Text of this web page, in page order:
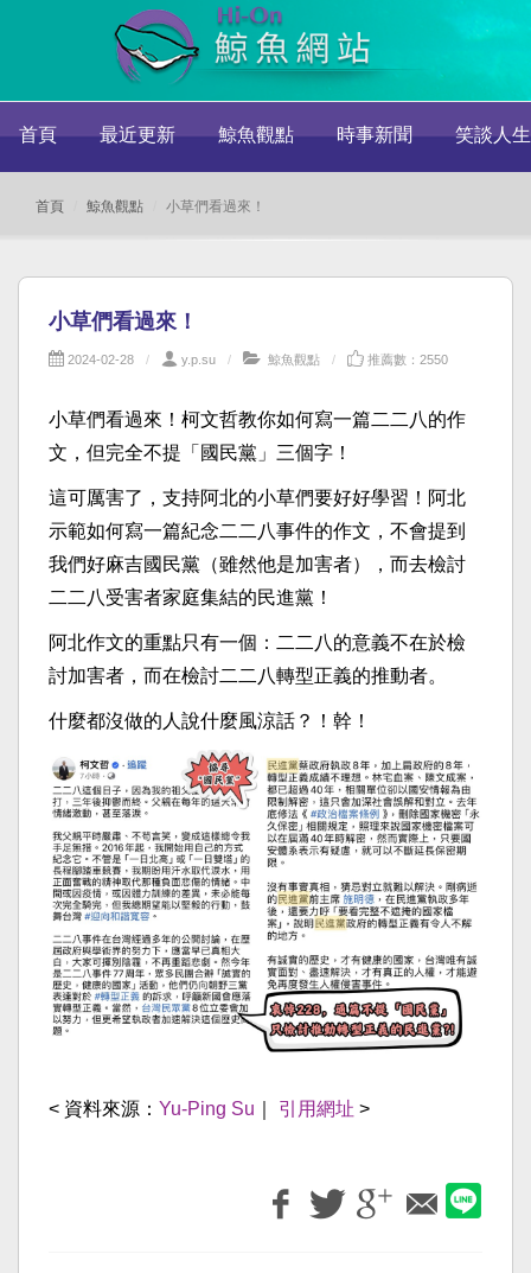
首頁 最近更新 鯨魚觀點 時事新聞 笑談人生
首頁 鯨魚觀點 小草們看過來！
小草們看過來！
2024-02-28 y.p.su 鯨魚觀點 推薦數：2550
小草們看過來！柯文哲教你如何寫一篇二二八的作
文，但完全不提「國民黨」三個字！
這可厲害了，支持阿北的小草們要好好學習！阿北
示範如何寫一篇紀念二二八事件的作文，不會提到
我們好麻吉國民黨（雖然他是加害者），而去檢討
二二八受害者家庭集結的民進黨！
阿北作文的重點只有一個：二二八的意義不在於檢
討加害者，而在檢討二二八轉型正義的推動者。
什麼都沒做的人說什麼風涼話？！幹！
< 資料來源： Yu-Ping Su 引用網址 >